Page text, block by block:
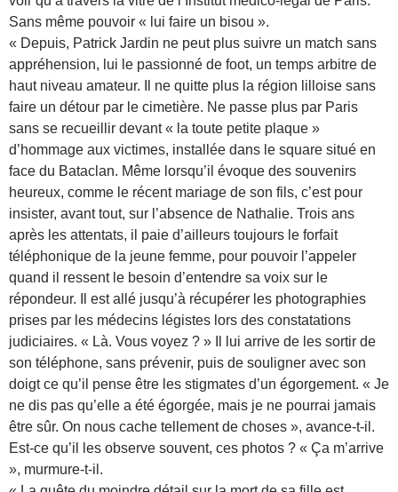
Sans même pouvoir « lui faire un bisou ».
« Depuis, Patrick Jardin ne peut plus suivre un match sans
appréhension, lui le passionné de foot, un temps arbitre de
haut niveau amateur. Il ne quitte plus la région lilloise sans
faire un détour par le cimetière. Ne passe plus par Paris
sans se recueillir devant « la toute petite plaque »
d’hommage aux victimes, installée dans le square situé en
face du Bataclan. Même lorsqu’il évoque des souvenirs
heureux, comme le récent mariage de son fils, c’est pour
insister, avant tout, sur l’absence de Nathalie. Trois ans
après les attentats, il paie d’ailleurs toujours le forfait
téléphonique de la jeune femme, pour pouvoir l’appeler
quand il ressent le besoin d’entendre sa voix sur le
répondeur. Il est allé jusqu’à récupérer les photographies
prises par les médecins légistes lors des constatations
judiciaires. « Là. Vous voyez ? » Il lui arrive de les sortir de
son téléphone, sans prévenir, puis de souligner avec son
doigt ce qu’il pense être les stigmates d’un égorgement. « Je
ne dis pas qu’elle a été égorgée, mais je ne pourrai jamais
être sûr. On nous cache tellement de choses », avance-t-il.
Est-ce qu’il les observe souvent, ces photos ? « Ça m’arrive
», murmure-t-il.